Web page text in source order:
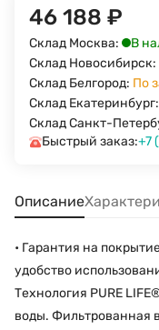
46 188 ₽
Склад Москва:
В
Склад Новосибирск:
Склад Белгород: По
Склад Екатеринбург:
Склад Санкт-
Быстрый заказ:+7
Описание
• Гарантия на
удобство
Технология PURE
воды. Фильтрованная